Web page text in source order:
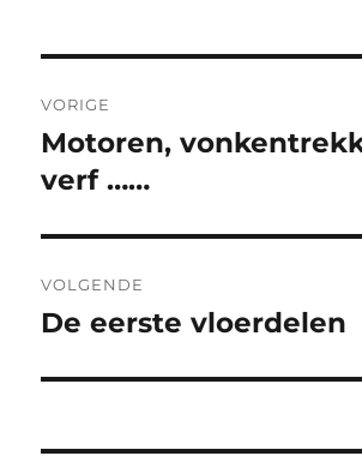
navigatie
VORIGE
Vorig
bericht:
Motoren,
verf ……
VOLGENDE
Volgend
De eerste vloerdelen